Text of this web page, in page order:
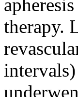
therapy.